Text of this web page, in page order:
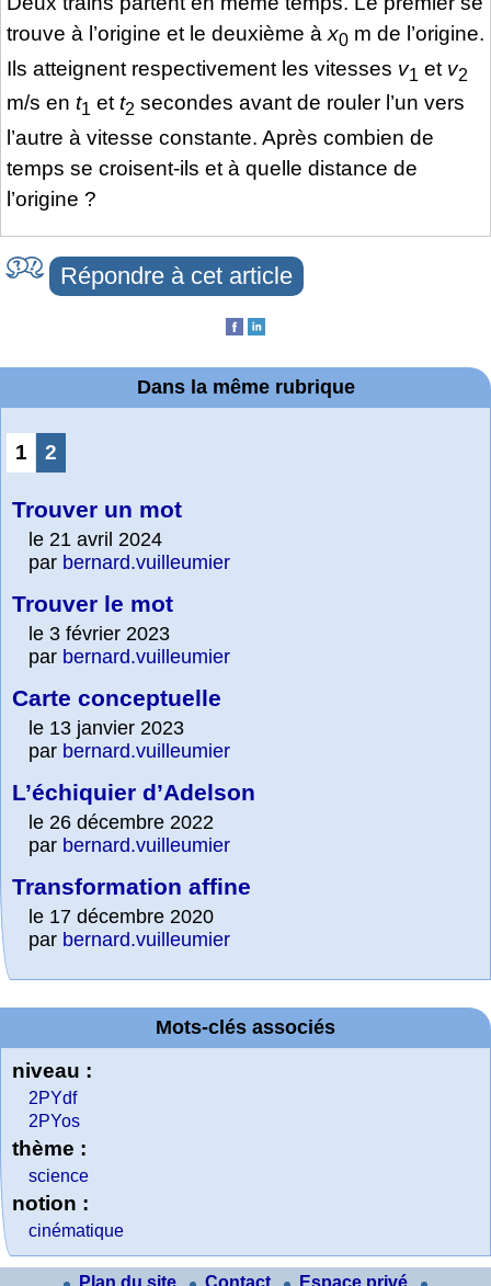
trouve à l’origine et le deuxième à x0 m de l’origine.
Ils atteignent respectivement les vitesses v1 et v2
m/s en t1 ett2 secondes avant de rouler l’un vers
l’autre à vitesse constante. Après combien de
temps se croisent-ils et à quelle distance de
l’origine ?
Répondre à cet article
Dans la même rubrique
1 2
Trouver un mot
le 21 avril 2024
par bernard.vuilleumier
Trouver le mot
le 3 février 2023
par bernard.vuilleumier
Carte conceptuelle
le 13 janvier 2023
par bernard.vuilleumier
L’échiquier d’Adelson
le 26 décembre 2022
par bernard.vuilleumier
Transformation affine
le 17 décembre 2020
par bernard.vuilleumier
Mots-clés associés
niveau :
2PYdf
2PYos
thème :
science
notion :
cinématique